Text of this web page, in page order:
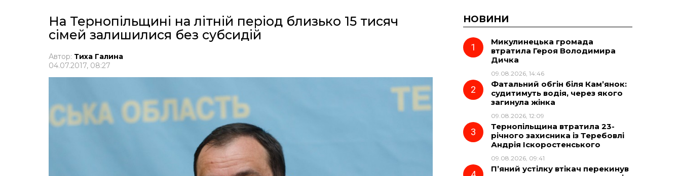
На Тернопільщині на літній період близько 15 тисяч
сімей залишилися без субсидій
Автор: Тиха Галина
04.07.2017, 08:27
НОВИНИ
Микулинецька громада
втратила Героя Володимира
Дичка
09.08.2026, 14:46
Фатальний обгін біля Кам’янок:
судитимуть водія, через якого
загинула жінка
09.08.2026, 12:09
Тернопільщина втратила 23-
річного захисника із Теребовлі
Андрія Іскоростенського
09.08.2026, 09:41
П’яний устілку втікач перекинув